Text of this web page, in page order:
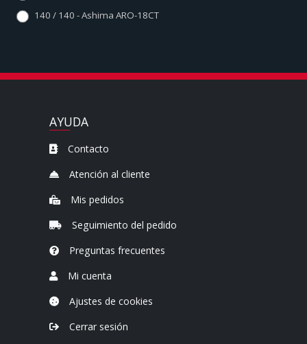
140 / 140 - Ashima ARO-18CT
AYUDA
Contacto
Atención al cliente
Mis pedidos
Seguimiento del pedido
Preguntas frecuentes
Mi cuenta
Ajustes de cookies
Cerrar sesión